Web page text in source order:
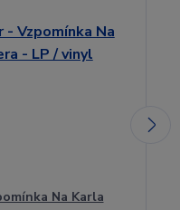
Na Karla